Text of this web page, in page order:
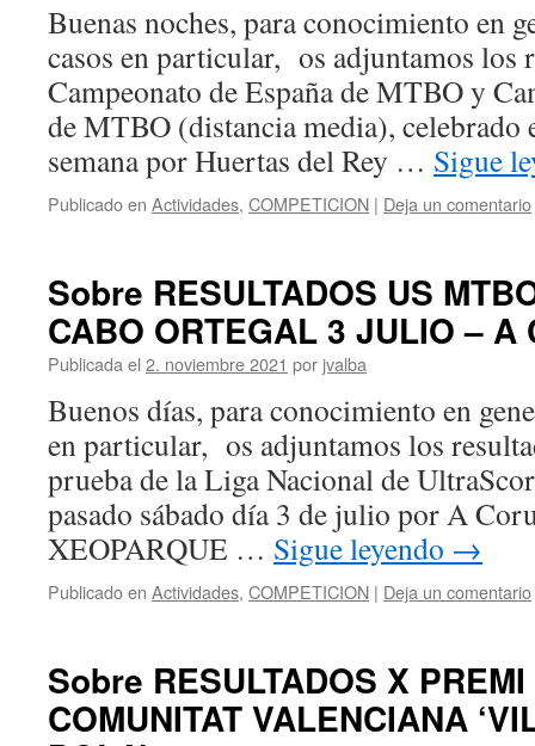
Buenas noches, para conocimiento en
casos en particular, os adjuntamos los
Campeonato de España de MTBO y
de MTBO (distancia media), celebrado
semana por Huertas del Rey … Sigue
Publicado en Actividades, COMPETICION | Deja un comentario
Sobre RESULTADOS US
CABO ORTEGAL 3 JULIO – A
Publicada el 2. noviembre 2021 por jvalba
Buenos días, para conocimiento en
en particular, os adjuntamos los
prueba de la Liga Nacional de
pasado sábado día 3 de julio por A
XEOPARQUE … Sigue leyendo →
Publicado en Actividades, COMPETICION | Deja un comentario
Sobre RESULTADOS X PREMI
COMUNITAT VALENCIANA